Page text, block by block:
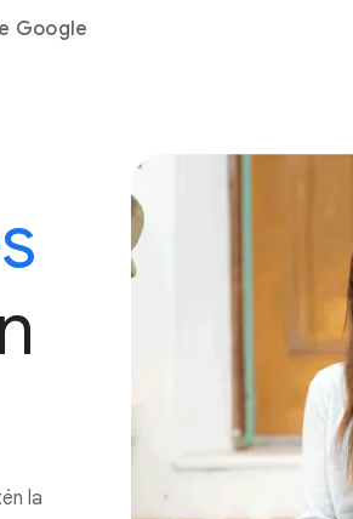
Google
la